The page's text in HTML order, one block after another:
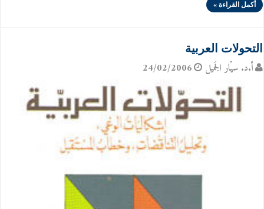
أكمل القراءة »
التحولات العربية
أ.د. سيّار الجَميل 24/02/2006